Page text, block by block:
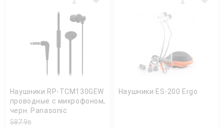
Наушники RP-TCM130GEW
проводные с микрофоном,
черн. Panasonic
587.9₴
Наушники ES-200 Ergo